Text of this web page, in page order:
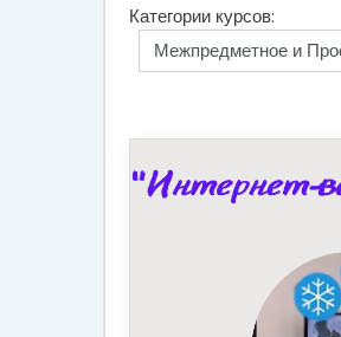
Категории курсов: